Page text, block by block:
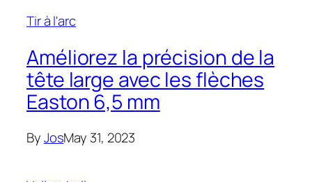
Tir à l'arc
Améliorez la précision de la
tête large avec les flèches
Easton 6,5 mm
ByJosMay 31, 2023